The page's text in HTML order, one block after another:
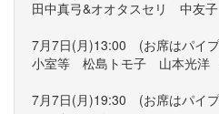
田中真弓&オオタスセリ 中友
7月7日(月)13:00 (お席はパイプ
小室等 松島トモ子 山本光洋
7月7日(月)19:30 (お席はパイプ